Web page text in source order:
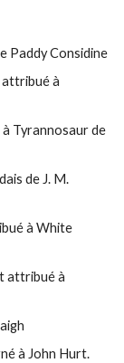
Paddy Considine
attribué à
Tyrannosaur de
de J. M.
à White
attribué à
à John Hurt.